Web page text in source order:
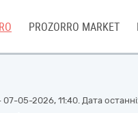
PROZORRO MARKET
05-2026, 11:40. Дата